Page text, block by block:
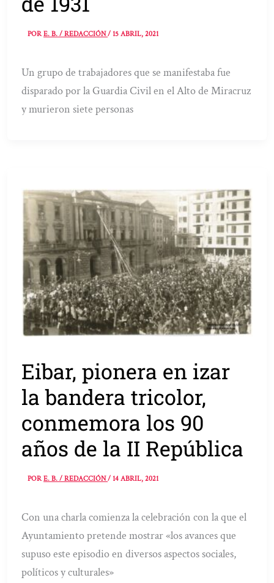
PORE. B. / REDACCIÓN/15 ABRIL, 2021
Un grupo de trabajadores que se manifestaba fue
disparado por la Guardia Civil en el Alto de Miracruz
y murieron siete personas
Eibar, pionera en izar
la bandera tricolor,
conmemora los 90
años de la II República
PORE. B. / REDACCIÓN/14 ABRIL, 2021
Con una charla comienza la celebración con la que el
Ayuntamiento pretende mostrar «los avances que
supuso este episodio en diversos aspectos sociales,
políticos y culturales»